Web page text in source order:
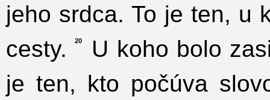
jeho srdca. To je ten, u
cesty.
20
U koho bolo
je ten, kto počúva